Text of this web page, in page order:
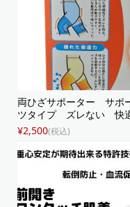
両ひざサポーター サポ
ツタイプ ズレない 快
¥2,500(税込)